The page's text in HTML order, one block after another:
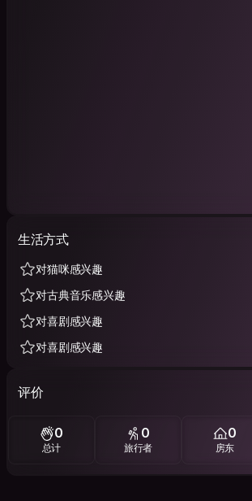
生活方式
对猫咪感兴趣
对古典音乐感兴趣
对喜剧感兴趣
对喜剧感兴趣
评价
0
总计
0
旅行者
0
房东